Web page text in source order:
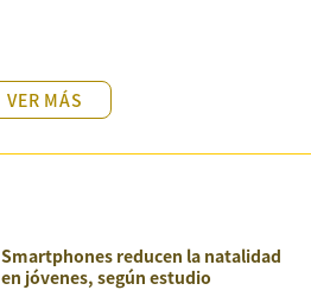
VER MÁS
Smartphones reducen la natalidad
en jóvenes, según estudio